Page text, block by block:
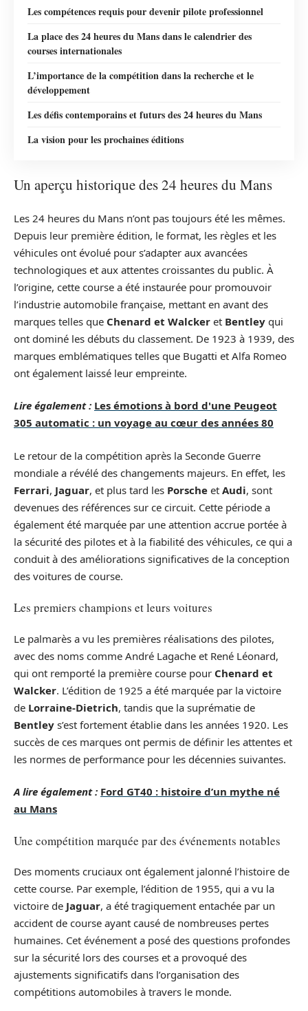
Les compétences requis pour devenir pilote professionnel
La place des 24 heures du Mans dans le calendrier des
courses internationales
L’importance de la compétition dans la recherche et le
développement
Les défis contemporains et futurs des 24 heures du Mans
La vision pour les prochaines éditions
Un aperçu historique des 24 heures du Mans
Les 24 heures du Mans n’ont pas toujours été les mêmes.
Depuis leur première édition, le format, les règles et les
véhicules ont évolué pour s’adapter aux avancées
technologiques et aux attentes croissantes du public. À
l’origine, cette course a été instaurée pour promouvoir
l’industrie automobile française, mettant en avant des
marques telles que Chenard et Walcker et Bentley qui
ont dominé les débuts du classement. De 1923 à 1939, des
marques emblématiques telles que Bugatti et Alfa Romeo
ont également laissé leur empreinte.
Lire également : Les émotions à bord d'une Peugeot
305 automatic : un voyage au cœur des années 80
Le retour de la compétition après la Seconde Guerre
mondiale a révélé des changements majeurs. En effet, les
Ferrari, Jaguar, et plus tard les Porsche et Audi, sont
devenues des références sur ce circuit. Cette période a
également été marquée par une attention accrue portée à
la sécurité des pilotes et à la fiabilité des véhicules, ce qui a
conduit à des améliorations significatives de la conception
des voitures de course.
Les premiers champions et leurs voitures
Le palmarès a vu les premières réalisations des pilotes,
avec des noms comme André Lagache et René Léonard,
qui ont remporté la première course pour Chenard et
Walcker. L’édition de 1925 a été marquée par la victoire
de Lorraine-Dietrich, tandis que la suprématie de
Bentley s’est fortement établie dans les années 1920. Les
succès de ces marques ont permis de définir les attentes et
les normes de performance pour les décennies suivantes.
A lire également : Ford GT40 : histoire d’un mythe né
au Mans
Une compétition marquée par des événements notables
Des moments cruciaux ont également jalonné l’histoire de
cette course. Par exemple, l’édition de 1955, qui a vu la
victoire de Jaguar, a été tragiquement entachée par un
accident de course ayant causé de nombreuses pertes
humaines. Cet événement a posé des questions profondes
sur la sécurité lors des courses et a provoqué des
ajustements significatifs dans l’organisation des
compétitions automobiles à travers le monde.